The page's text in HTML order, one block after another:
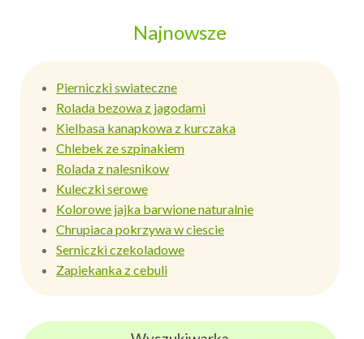
Najnowsze
Pierniczki swiateczne
Rolada bezowa z jagodami
Kielbasa kanapkowa z kurczaka
Chlebek ze szpinakiem
Rolada z nalesnikow
Kuleczki serowe
Kolorowe jajka barwione naturalnie
Chrupiaca pokrzywa w ciescie
Serniczki czekoladowe
Zapiekanka z cebuli